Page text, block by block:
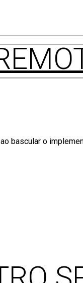
bascular o